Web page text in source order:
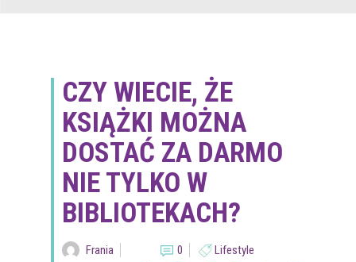
CZY WIECIE, ŻE
KSIĄŻKI MOŻNA
DOSTAĆ ZA DARMO
NIE TYLKO W
BIBLIOTEKACH?
Frania 0 Lifestyle